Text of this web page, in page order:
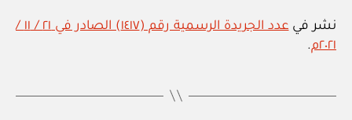
نشر في
عدد الجريدة الرسمية رقم (١٤١٧) الصادر في ٢١ / ١١ /
٢٠٢١م
.